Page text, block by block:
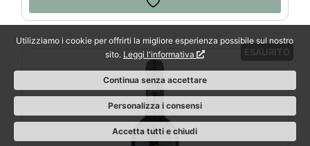
ESAURITO
Utilizziamo i cookie per offrirti la migliore esperienza possibile sul nostro
sito. Leggi l'informativa
Continua senza accettare
Personalizza i consensi
Accetta tutti e chiudi